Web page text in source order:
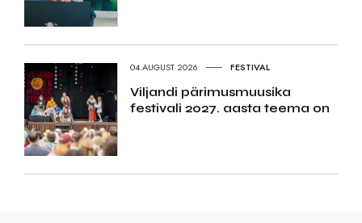
04.AUGUST 2026 FESTIVAL
Viljandi pärimusmuusika
festivali 2027. aasta teema on